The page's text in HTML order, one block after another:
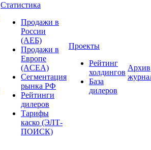
Статистика
Продажи в
России
(АЕБ)
Продажи в
Европе
(ACEA)
Сегментация
рынка РФ
Рейтинги
дилеров
Тарифы
каско (ЭЛТ-
ПОИСК)
Проекты
Рейтинг
холдингов
База
дилеров
Архив